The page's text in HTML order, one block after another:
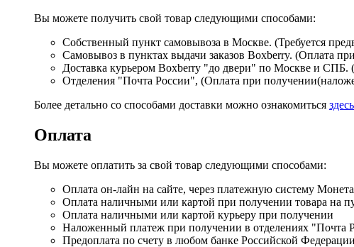
Вы можете получить свой товар следующими способами:
Собственный пункт самовывоза в Москве. (Требуется
Самовывоз в пунктах выдачи заказов Boxberry. (Оплата
Доставка курьером Boxberry "до двери" по Москве и СПБ.
Отделения "Почта России", (Оплата при
Более детально со способами доставки можно ознакомиться здесь
Оплата
Вы можете оплатить за свой товар следующими способами:
Оплата он-лайн на сайте, через платежную систему Монета
Оплата наличными или картой при получении товара на
Оплата наличными или картой курьеру при получении
Наложенный платеж при получении в отделениях "Почта
Предоплата по счету в любом банке Российской Федерации